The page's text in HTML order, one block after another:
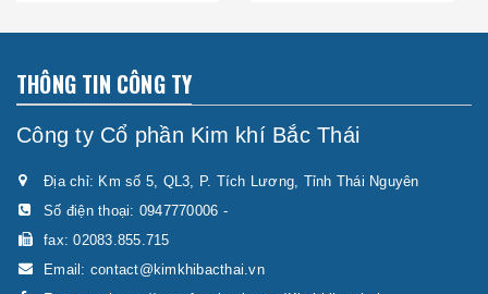
THÔNG TIN CÔNG TY
Công ty Cổ phần Kim khí Bắc Thái
Địa chỉ: Km số 5, QL3, P. Tích Lương, Tỉnh Thái Nguyên
Số điện thoại: 0947770006 -
fax: 02083.855.715
Email: contact@kimkhibacthai.vn